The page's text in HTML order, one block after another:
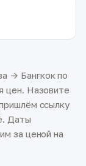
→ Бангкок по
цен. Назовите
ссылку
Даты
за ценой на